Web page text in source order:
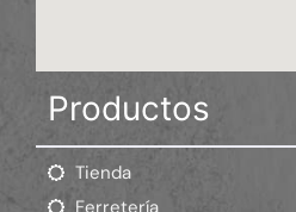
Productos
Tienda